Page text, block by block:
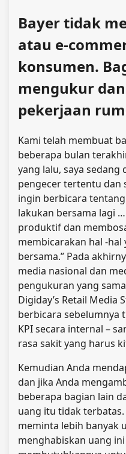
Bayer tidak
atau e-
konsumen.
mengukur
pekerjaan
Kami telah membuat
beberapa bulan
yang lalu, saya
pengecer tertentu dan
ingin berbicara
lakukan bersama lagi
produktif dan
membicarakan hal -
bersama.” Pada
media nasional dan
pengukuran yang
Digiday’s Retail Media
berbicara sebelumnya
KPI secara internal –
rasa sakit yang harus
Kemudian Anda
dan jika Anda
beberapa bagian lain
uang itu tidak terbatas.
meminta lebih banyak
menghabiskan uang